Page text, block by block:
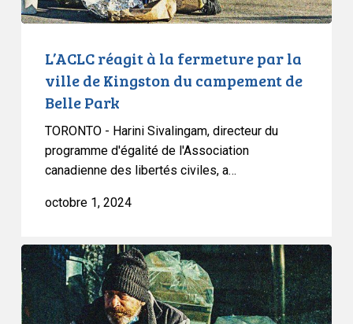
Kingston
Belle
L’ACLC réagit à la fermeture par la
ville de Kingston du campement de
Belle Park
TORONTO - Harini Sivalingam, directeur du
programme d'égalité de l'Association
canadienne des libertés civiles, a…
octobre 1, 2024
L’ACLC
réagit
aux
commentaires